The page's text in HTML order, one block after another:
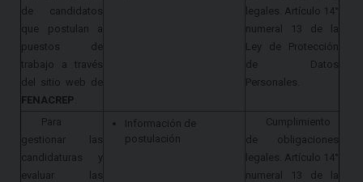
de candidatos
que postulan a
puestos de
trabajo a través
del sitio web de
FENACREP
legales. Artículo 14°
numeral 13 de la
Ley de Protección
de Datos
Personales.
Para
gestionar las
candidaturas y
evaluar las
Información de
postulación
Cumplimiento
de obligaciones
legales. Artículo 14°
numeral 13 de la